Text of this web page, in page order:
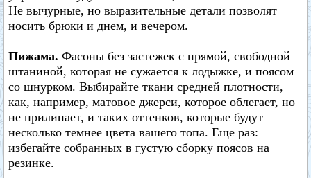
Не вычурные, но выразительные детали позволят
носить брюки и днем, и вечером.
Пижама. Фасоны без застежек с прямой, свободной
штаниной, которая не сужается к лодыжке, и поясом
со шнурком. Выбирайте ткани средней плотности,
как, например, матовое джерси, которое облегает, но
не прилипает, и таких оттенков, которые будут
несколько темнее цвета вашего топа. Еще раз:
избегайте собранных в густую сборку поясов на
резинке.